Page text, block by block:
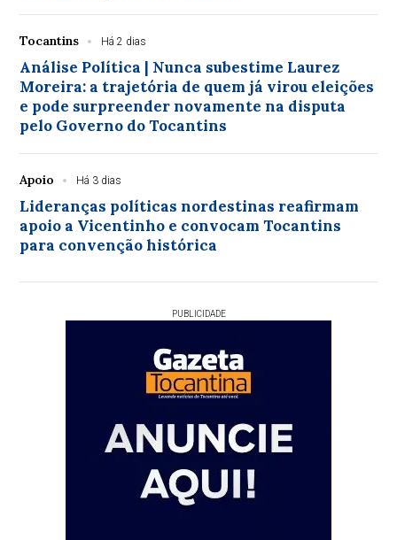
Tocantins Há 2 dias
Análise Política | Nunca subestime Laurez
Moreira: a trajetória de quem já virou eleições
e pode surpreender novamente na disputa
pelo Governo do Tocantins
Apoio Há 3 dias
Lideranças políticas nordestinas reafirmam
apoio a Vicentinho e convocam Tocantins
para convenção histórica
PUBLICIDADE